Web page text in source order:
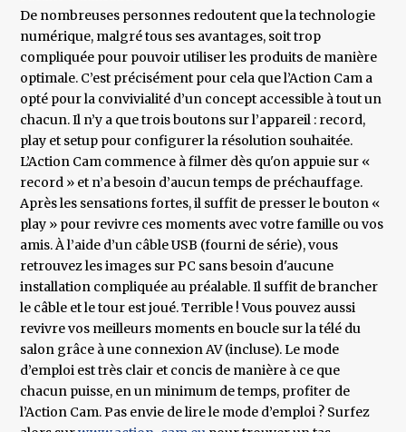
De nombreuses personnes redoutent que la technologie
numérique, malgré tous ses avantages, soit trop
compliquée pour pouvoir utiliser les produits de manière
optimale. C’est précisément pour cela que l’Action Cam a
opté pour la convivialité d’un concept accessible à tout un
chacun. Il n’y a que trois boutons sur l’appareil : record,
play et setup pour configurer la résolution souhaitée.
L’Action Cam commence à filmer dès qu'on appuie sur «
record » et n’a besoin d’aucun temps de préchauffage.
Après les sensations fortes, il suffit de presser le bouton «
play » pour revivre ces moments avec votre famille ou vos
amis. À l’aide d’un câble USB (fourni de série), vous
retrouvez les images sur PC sans besoin d'aucune
installation compliquée au préalable. Il suffit de brancher
le câble et le tour est joué. Terrible ! Vous pouvez aussi
revivre vos meilleurs moments en boucle sur la télé du
salon grâce à une connexion AV (incluse). Le mode
d’emploi est très clair et concis de manière à ce que
chacun puisse, en un minimum de temps, profiter de
l’Action Cam. Pas envie de lire le mode d’emploi ? Surfez